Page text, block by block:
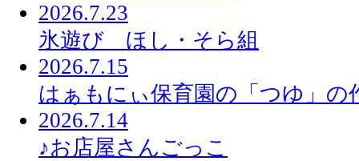
2026.7.23
氷遊び ほし・そら組
2026.7.15
はぁもにぃ保育園の「つゆ」の
2026.7.14
♪お店屋さんごっこ